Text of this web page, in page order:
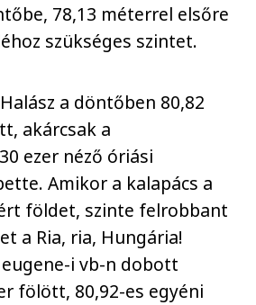
78,13 méterrel elsőre
szükséges szintet.
a döntőben 80,82
akárcsak a
ezer néző óriási
Amikor a kalapács a
földet, szinte felrobbant
a Ria, ria, Hungária!
i vb-n dobott
fölött, 80,92-es egyéni